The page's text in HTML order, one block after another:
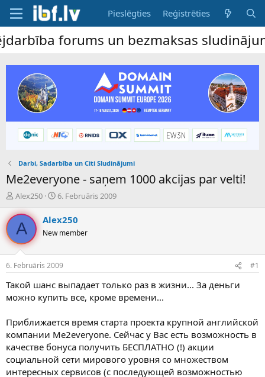
Pieslēgties Reģistrēties
forums un bezmaksas sludinājumu
Darbi, Sadarbība un Citi Sludinājumi
Me2everyone - saņem 1000 akcijas par velti!
P
v
e
d
i
n
u
z
ā
c
ē
s
Alex250
S
k
m
a
u
m
6. Februāris 2009
A Alex250
New member
6. Februāris 2009 #1
Такой шанс выпадает только раз в жизни... За деньги
можно купить все, кроме времени...
Приближается время старта проекта крупной английской
компании Ме2everyone. Сейчас у Вас есть возможность в
качестве бонуса получить БЕСПЛАТНО (!) акции
социальной сети мирового уровня со множеством
интересных сервисов (с последующей возможностью